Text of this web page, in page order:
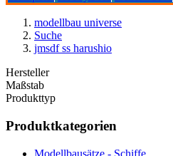
modellbau universe
Suche
jmsdf ss harushio
Hersteller
Maßstab
Produkttyp
Produktkategorien
Modellbausätze - Schiffe